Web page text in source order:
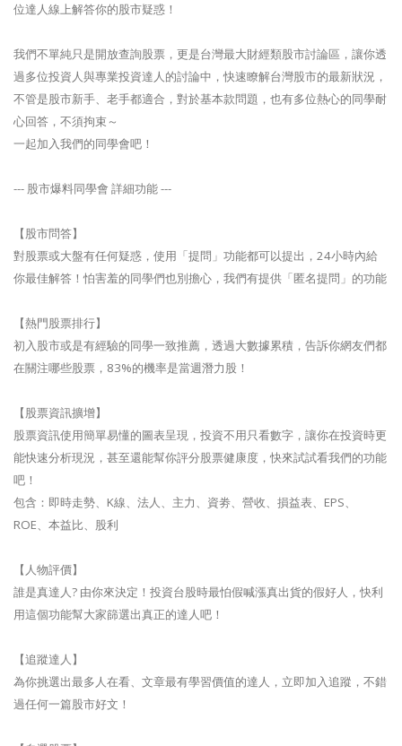
位達人線上解答你的股市疑惑！
我們不單純只是開放查詢股票，更是台灣最大財經類股市討論區，讓你透
過多位投資人與專業投資達人的討論中，快速瞭解台灣股市的最新狀況，
不管是股市新手、老手都適合，對於基本款問題，也有多位熱心的同學耐
心回答，不須拘束～
一起加入我們的同學會吧！
--- 股市爆料同學會 詳細功能 ---
【股市問答】
對股票或大盤有任何疑惑，使用「提問」功能都可以提出，24小時內給
你最佳解答！怕害羞的同學們也別擔心，我們有提供「匿名提問」的功能
【熱門股票排行】
初入股市或是有經驗的同學一致推薦，透過大數據累積，告訴你網友們都
在關注哪些股票，83%的機率是當週潛力股！
【股票資訊擴增】
股票資訊使用簡單易懂的圖表呈現，投資不用只看數字，讓你在投資時更
能快速分析現況，甚至還能幫你評分股票健康度，快來試試看我們的功能
吧！
包含：即時走勢、K線、法人、主力、資劵、營收、損益表、EPS、
ROE、本益比、股利
【人物評價】
誰是真達人? 由你來決定！投資台股時最怕假喊漲真出貨的假好人，快利
用這個功能幫大家篩選出真正的達人吧！
【追蹤達人】
為你挑選出最多人在看、文章最有學習價值的達人，立即加入追蹤，不錯
過任何一篇股市好文！